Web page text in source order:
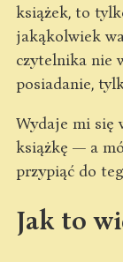
książek, to
jakąkolwiek
czytelnika nie
posiadanie,
Wydaje mi się
książkę — a
przypiąć do
Jak to